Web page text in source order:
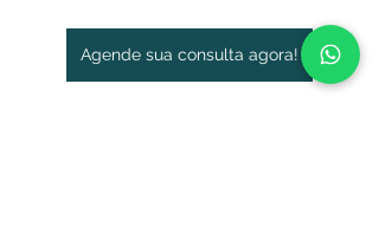
Agende sua consulta agora!